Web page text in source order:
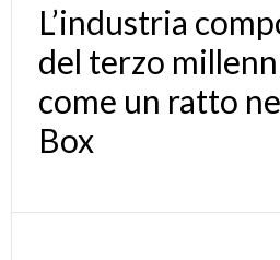
L’industria
del terzo
come un ratto
Box